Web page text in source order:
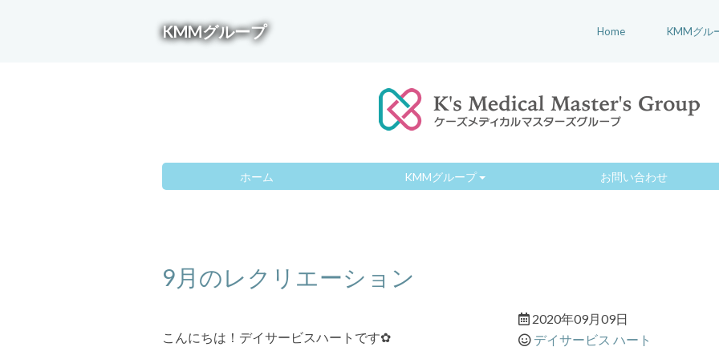
KMMグループ Home KMMグル
ホーム KMMグループ お問い合わせ
9月のレクリエーション
2020年09月09日
デイサービス ハート
こんにちは！デイサービスハートです✿